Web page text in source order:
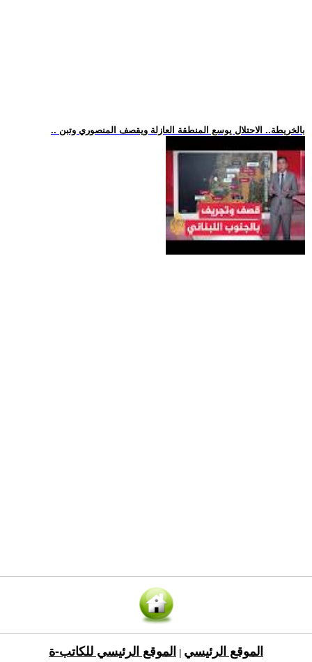
.. بالخريطة.. الاحتلال يوسع المنطقة العازلة ويقصف المنصوري وتبن
الموقع الرئيسي الموقع الرئيسي للكاتب-ة